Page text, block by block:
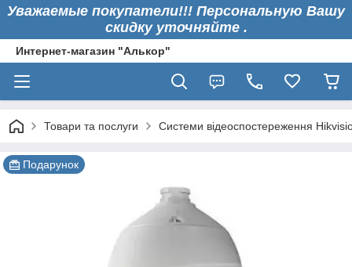
Уважаемые покупатели!!! Персональную Вашу
скидку уточняйте .
Интернет-магазин "Алькор"
Товари та послуги Системи відеоспостереження
Подарунок